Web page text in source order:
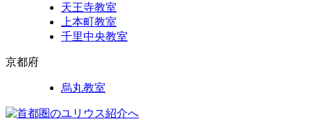
天王寺教室
上本町教室
千里中央教室
京都府
烏丸教室